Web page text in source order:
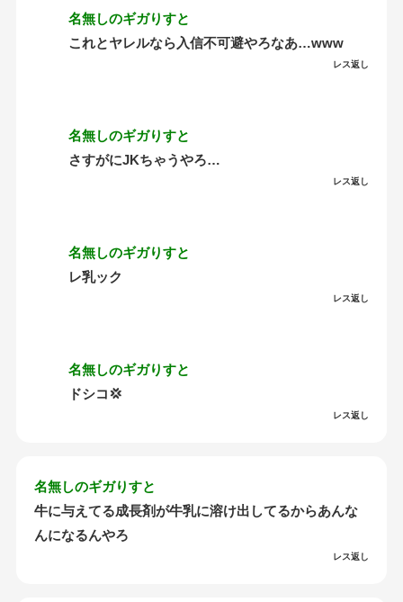
名無しのギガりすと
これとヤレルなら入信不可避やろなあ…www
レス返し
名無しのギガりすと
さすがにJKちゃうやろ…
レス返し
名無しのギガりすと
レ乳ック
レス返し
名無しのギガりすと
ドシコ💢
レス返し
名無しのギガりすと
牛に与えてる成長剤が牛乳に溶け出してるからあんな
んになるんやろ
レス返し